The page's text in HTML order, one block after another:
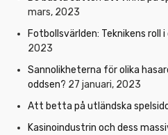
mars, 2023
Fotbollsvärlden: Teknikens roll i
2023
Sannolikheterna för olika
oddsen? 27 januari, 2023
Att betta på utländska
Kasinoindustrin och dess